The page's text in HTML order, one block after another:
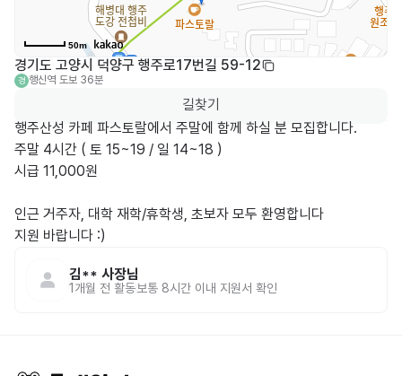
50m
경기도 고양시 덕양구 행주로17번길 59-12
경 행신역 도보 36분
길찾기
행주산성 카페 파스토랄에서 주말에 함께 하실 분 모집합니다.
주말 4시간 ( 토 15~19 / 일 14~18 )
시급 11,000원
인근 거주자, 대학 재학/휴학생, 초보자 모두 환영합니다
지원 바랍니다 :)
김** 사장님
1개월 전 활동보통 8시간 이내 지원서 확인